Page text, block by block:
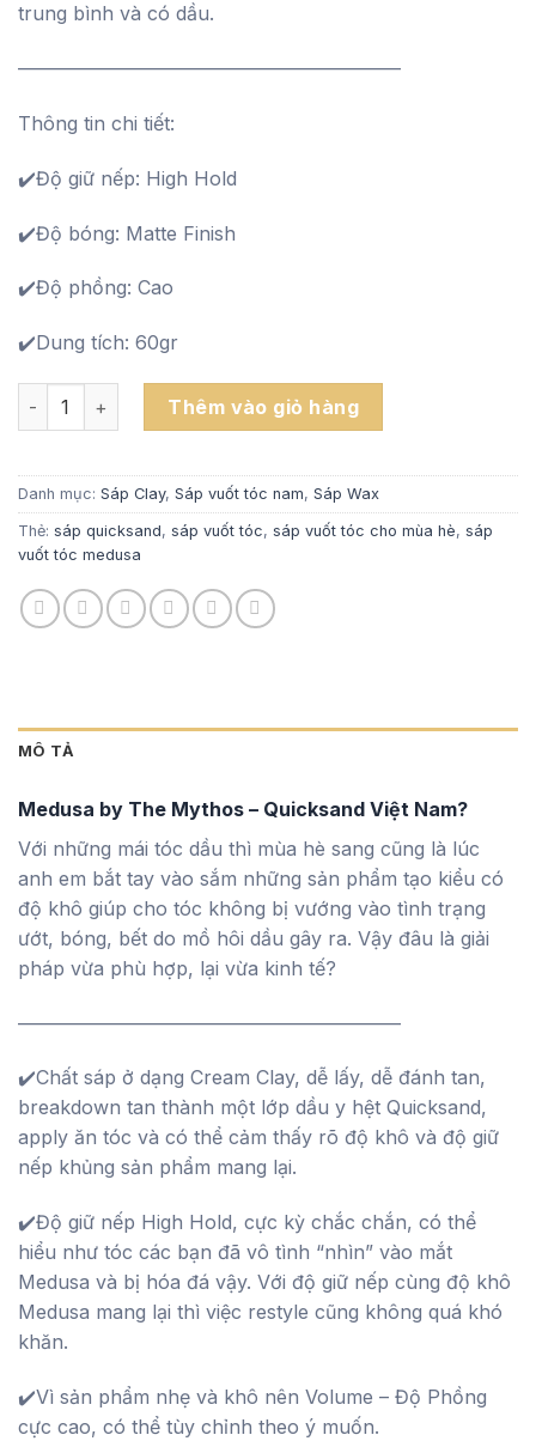
trung bình và có dầu.
————————————————————
Thông tin chi tiết:
✔️Độ giữ nếp: High Hold
✔️Độ bóng: Matte Finish
✔️Độ phồng: Cao
✔️Dung tích: 60gr
Sáp vuốt tóc Medusa - The Mythos số lượng
Thêm vào giỏ hàng
Danh mục: Sáp Clay, Sáp vuốt tóc nam, Sáp Wax
Thẻ: sáp quicksand, sáp vuốt tóc, sáp vuốt tóc cho mùa hè, sáp
vuốt tóc medusa
MÔ TẢ
Medusa by The Mythos – Quicksand Việt Nam?
Với những mái tóc dầu thì mùa hè sang cũng là lúc
anh em bắt tay vào sắm những sản phẩm tạo kiểu có
độ khô giúp cho tóc không bị vướng vào tình trạng
ướt, bóng, bết do mồ hôi dầu gây ra. Vậy đâu là giải
pháp vừa phù hợp, lại vừa kinh tế?
————————————————————
✔️Chất sáp ở dạng Cream Clay, dễ lấy, dễ đánh tan,
breakdown tan thành một lớp dầu y hệt Quicksand,
apply ăn tóc và có thể cảm thấy rõ độ khô và độ giữ
nếp khủng sản phẩm mang lại.
✔️Độ giữ nếp High Hold, cực kỳ chắc chắn, có thể
hiểu như tóc các bạn đã vô tình “nhìn” vào mắt
Medusa và bị hóa đá vậy. Với độ giữ nếp cùng độ khô
Medusa mang lại thì việc restyle cũng không quá khó
khăn.
✔️Vì sản phẩm nhẹ và khô nên Volume – Độ Phồng
cực cao, có thể tùy chỉnh theo ý muốn.